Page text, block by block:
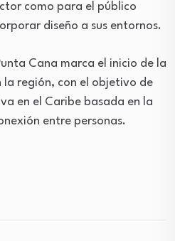
como para el público
diseño a sus entornos.
Cana marca el inicio de la
la región, con el objetivo de
en el Caribe basada en la
entre personas.